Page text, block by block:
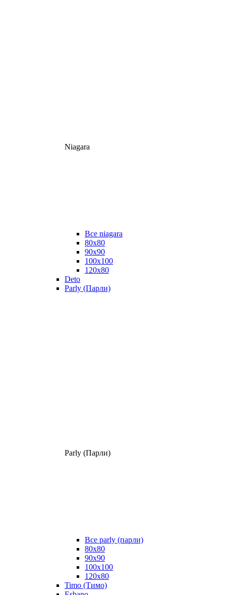
Niagara
Все niagara
80x80
90x90
100x100
120x80
Deto
Parly (Парли)
Parly (Парли)
Все parly (парли)
80x80
90x90
100x100
120x80
Timo (Тимо)